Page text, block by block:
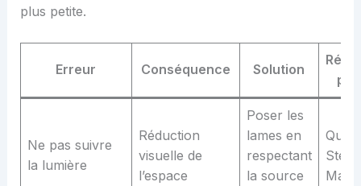
plus petite.
Erreur Conséquence Solution
Ne pas suivre
la lumière
Réduction
visuelle de
l’espace
Poser les
lames en
respectant
la source
Step,